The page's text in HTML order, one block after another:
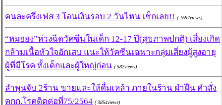
คนละครึ่งเฟส 3 โอนเงินรอบ 2 วันไหน เช็กเลย!! ( 1697views)
“หมอยง”ห่วงฉีดวัคซีนในเด็ก 12-17 ปี(สุขภาพปกติ) เสี่ยงเกิด
กล้ามเนื้อหัวใจอักเสบ แนะให้วัคซีนเฉพาะกลุ่มเสี่ยงผู้สูงอายุ
ผู้ที่มีโรค ทั้งเด็กและผู้ใหญ่ก่อน ( 582views)
ลำพุนจับ 2ร้าน ขายและให้ดื่มเหล้า ภายในร้าน ฝ่าฝืน คำสั่ง
คกก.โรคติดต่อที่75/2564 ( 3854views)